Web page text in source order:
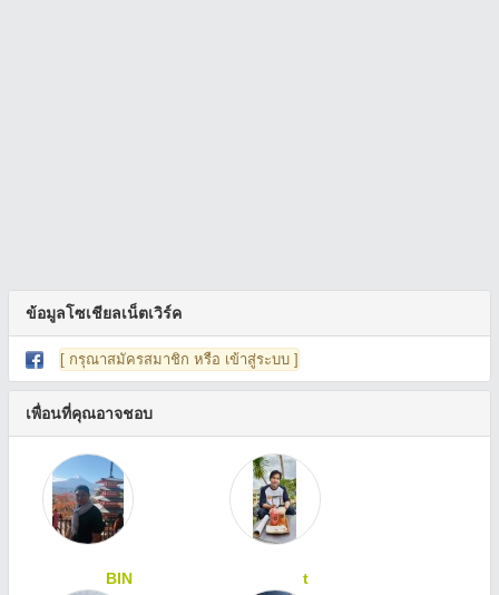
ข้อมูลโซเชียลเน็ตเวิร์ค
[ กรุณาสมัครสมาชิก หรือ เข้าสู่ระบบ ]
เพื่อนที่คุณอาจชอบ
BIN t